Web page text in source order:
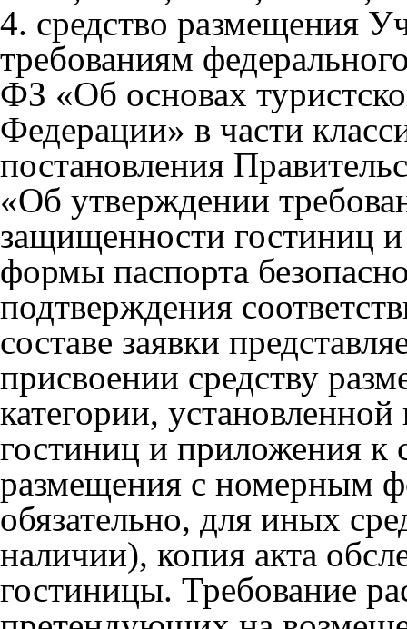
4. средство размещения
требованиям
ФЗ «Об основах
Федерации» в части
постановления
«Об утверждении
защищенности гостиниц
формы паспорта
подтверждения
составе заявки
присвоении средству
категории,
гостиниц и приложения к
размещения с номерным
обязательно, для иных
наличии), копия акта
гостиницы. Требование